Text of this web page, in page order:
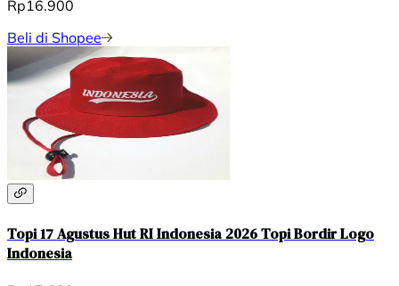
Rp16.900
Beli di Shopee
Topi 17 Agustus Hut RI Indonesia 2026 Topi Bordir Logo
Indonesia